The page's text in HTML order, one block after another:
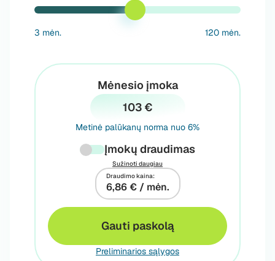
3 mėn. 120 mėn.
Mėnesio įmoka
103 €
Metinė palūkanų norma nuo 6%
Įmokų draudimas
Sužinoti daugiau
Draudimo kaina:
6,86 € / mėn.
Gauti paskolą
Preliminarios sąlygos